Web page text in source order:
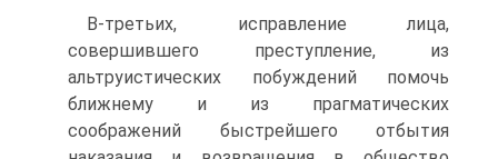
В-третьих, исправление лица,
совершившего преступление, из
альтруистических побуждений помочь
ближнему и из прагматических
соображений быстрейшего отбытия